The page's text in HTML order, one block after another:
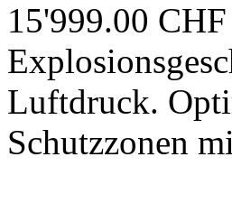
15'999.00 CHF
Luftdruck.
Schutzzonen